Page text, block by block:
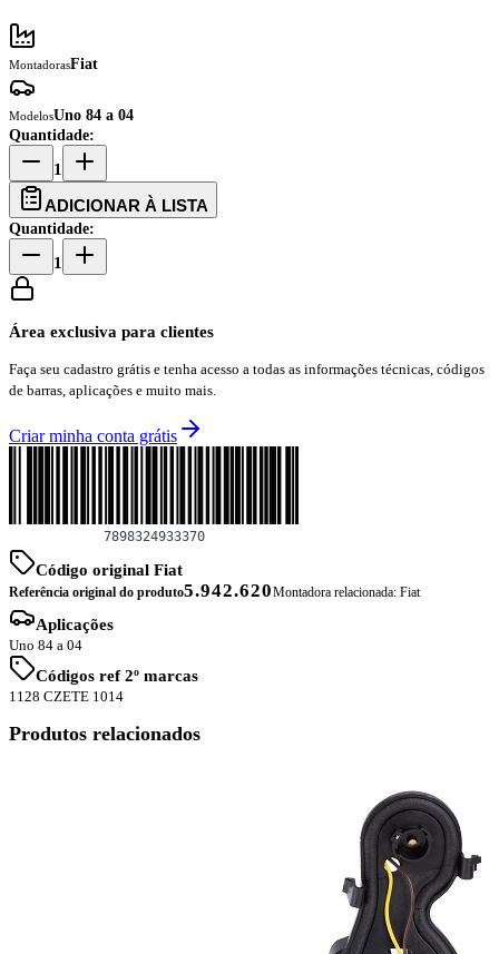
MontadorasFiat
ModelosUno 84 a 04
Quantidade:
1
ADICIONAR À LISTA
Quantidade:
1
Área exclusiva para clientes
Faça seu cadastro grátis e tenha acesso a todas as informações técnicas, códigos
de barras, aplicações e muito mais.
Criar minha conta grátis
Código original Fiat
Referência original do produto5.942.620Montadora relacionada: Fiat
Aplicações
Uno 84 a 04
Códigos ref 2º marcas
1128 CZETE 1014
Produtos relacionados